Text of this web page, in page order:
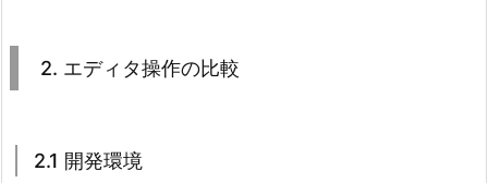
レ
2. エディタ操作の比較
2.1 開発環境